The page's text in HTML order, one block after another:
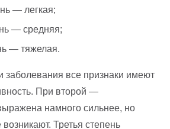
— легкая;
— средняя;
— тяжелая.
заболевания все признаки имеют
При второй —
намного сильнее, но
Третья степень